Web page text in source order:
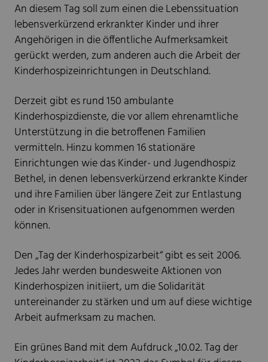
An diesem Tag soll zum einen die Lebenssituation
lebensverkürzend erkrankter Kinder und ihrer
Angehörigen in die öffentliche Aufmerksamkeit
gerückt werden, zum anderen auch die Arbeit der
Kinderhospizeinrichtungen in Deutschland.
Derzeit gibt es rund 150 ambulante
Kinderhospizdienste, die vor allem ehrenamtliche
Unterstützung in die betroffenen Familien
vermitteln. Hinzu kommen 16 stationäre
Einrichtungen wie das Kinder- und Jugendhospiz
Bethel, in denen lebensverkürzend erkrankte Kinder
und ihre Familien über längere Zeit zur Entlastung
oder in Krisensituationen aufgenommen werden
können.
Den „Tag der Kinderhospizarbeit“ gibt es seit 2006.
Jedes Jahr werden bundesweite Aktionen von
Kinderhospizen initiiert, um die Solidarität
untereinander zu stärken und um auf diese wichtige
Arbeit aufmerksam zu machen.
Ein grünes Band mit dem Aufdruck „10.02. Tag der